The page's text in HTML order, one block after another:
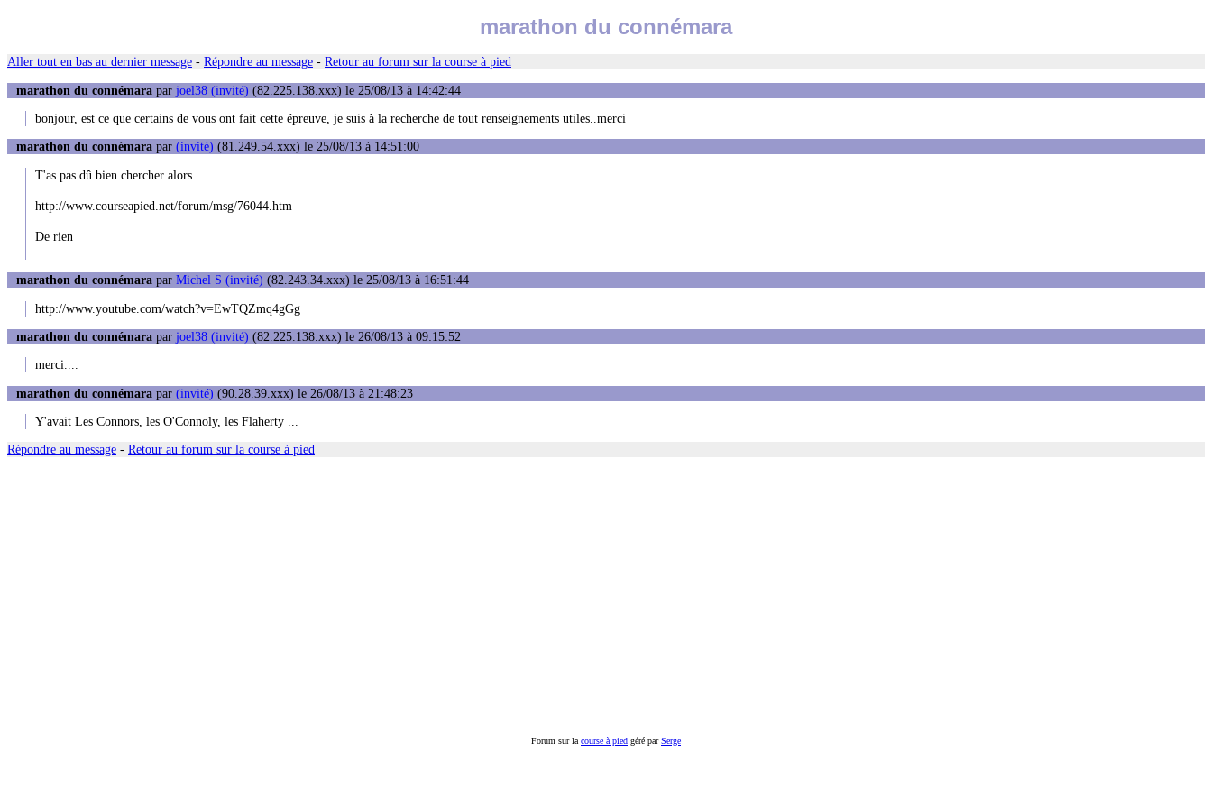
marathon du connémara
Aller tout en bas au dernier message - Répondre au message - Retour au forum sur la course à pied
marathon du connémara par joel38 (invité) (82.225.138.xxx) le 25/08/13 à 14:42:44
bonjour, est ce que certains de vous ont fait cette épreuve, je suis à la recherche de tout renseignements utiles..merci
marathon du connémara par (invité) (81.249.54.xxx) le 25/08/13 à 14:51:00
T'as pas dû bien chercher alors...
http://www.courseapied.net/forum/msg/76044.htm
De rien
marathon du connémara par Michel S (invité) (82.243.34.xxx) le 25/08/13 à 16:51:44
http://www.youtube.com/watch?v=EwTQZmq4gGg
marathon du connémara par joel38 (invité) (82.225.138.xxx) le 26/08/13 à 09:15:52
merci....
marathon du connémara par (invité) (90.28.39.xxx) le 26/08/13 à 21:48:23
Y'avait Les Connors, les O'Connoly, les Flaherty ...
Répondre au message - Retour au forum sur la course à pied
Forum sur lacourse à pied géré parSerge